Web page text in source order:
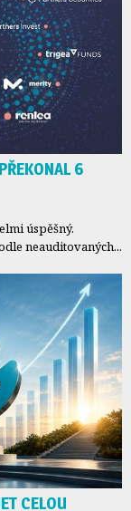
6
úspěšný.
neauditovaných...
CELOU